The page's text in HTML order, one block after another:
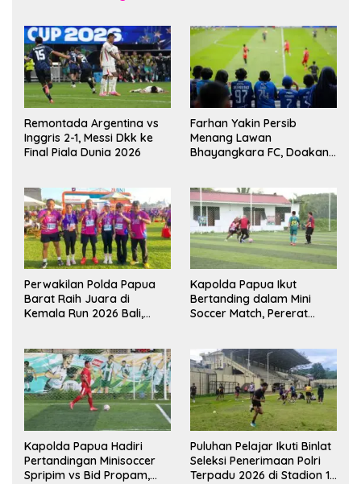
Remontada Argentina vs
Inggris 2-1, Messi Dkk ke
Final Piala Dunia 2026
Farhan Yakin Persib
Menang Lawan
Bhayangkara FC, Doakan
Perwakilan Polda Papua
Barat Raih Juara di
Kemala Run 2026 Bali,
Kapolda Papua Ikut
Bertanding dalam Mini
Soccer Match, Pererat
Kapolda Papua Hadiri
Pertandingan Minisoccer
Spripim vs Bid Propam,
Puluhan Pelajar Ikuti Binlat
Seleksi Penerimaan Polri
Terpadu 2026 di Stadion 16